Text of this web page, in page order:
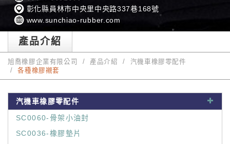
彰化縣員林市中央里中央路337巷168號
www.sunchiao-rubber.com
產品介紹
旭喬橡膠企業有限公司 產品介紹
汽機車橡膠零配件
各種橡膠襯套
汽機車橡膠零配件
SC0060-骨架小油封
SC0036-橡膠墊片